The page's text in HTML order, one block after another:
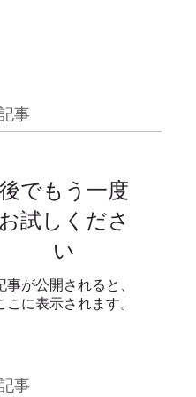
事
後でもう一度
お試しくださ
い
事が公開されると、
こに表示されます。
事